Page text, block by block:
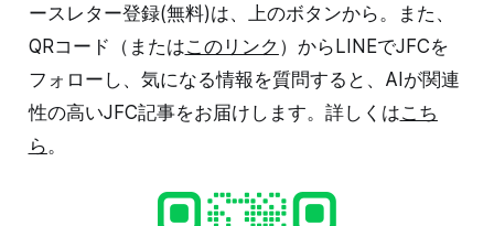
ースレター登録(無料)は、上のボタンから。また、
QRコード（またはこのリンク ）からLINEでJFCを
フォローし、気になる情報を質問すると、AIが関連
性の高いJFC記事をお届けします。詳しくはこち
ら 。